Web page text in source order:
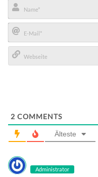
Name*
E-
Mail*
2 COMMENTS
Älteste
Administrator